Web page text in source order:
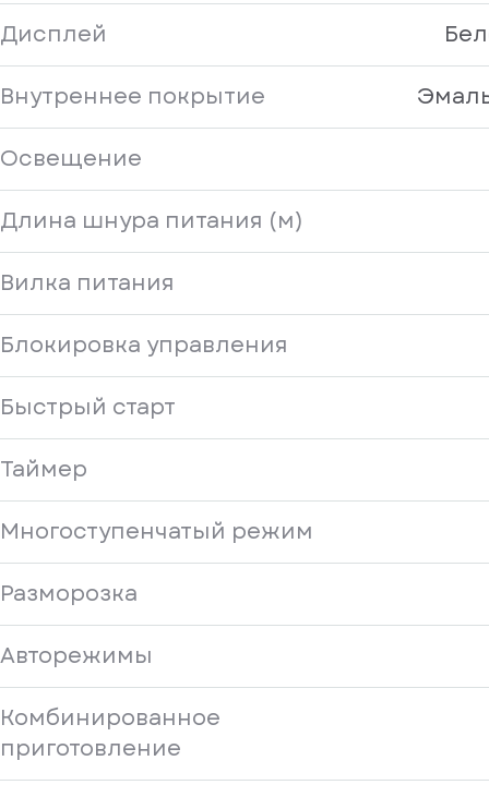
Дисплей
Внутреннее покрытие
Освещение
Длина шнура питания (м)
Вилка питания
Блокировка управления
Быстрый старт
Таймер
Многоступенчатый режим
Разморозка
Авторежимы
Комбинированное
приготовление